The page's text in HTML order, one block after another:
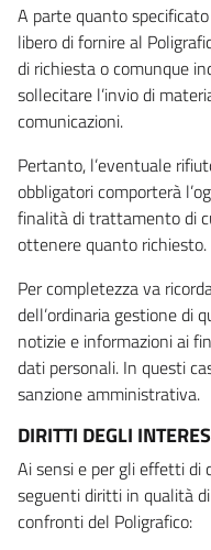
A parte quanto
libero di fornire al
di richiesta o comunque
sollecitare l’invio di
comunicazioni.
Pertanto, l’eventuale
obbligatori comporterà
finalità di trattamento di
ottenere quanto richiesto.
Per completezza va
dell’ordinaria gestione di
notizie e informazioni ai
dati personali. In questi
sanzione amministrativa.
DIRITTI DEGLI
Ai sensi e per gli effetti di
seguenti diritti in qualità
confronti del Poligrafico: